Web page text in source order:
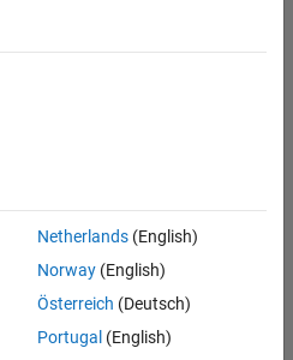
Netherlands(English)
Norway(English)
Österreich (Deutsch)
Portugal (English)